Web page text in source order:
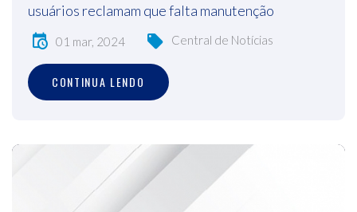
usuários reclamam que falta manutenção
01 mar, 2024 Central de Notícias
CONTINUA LENDO